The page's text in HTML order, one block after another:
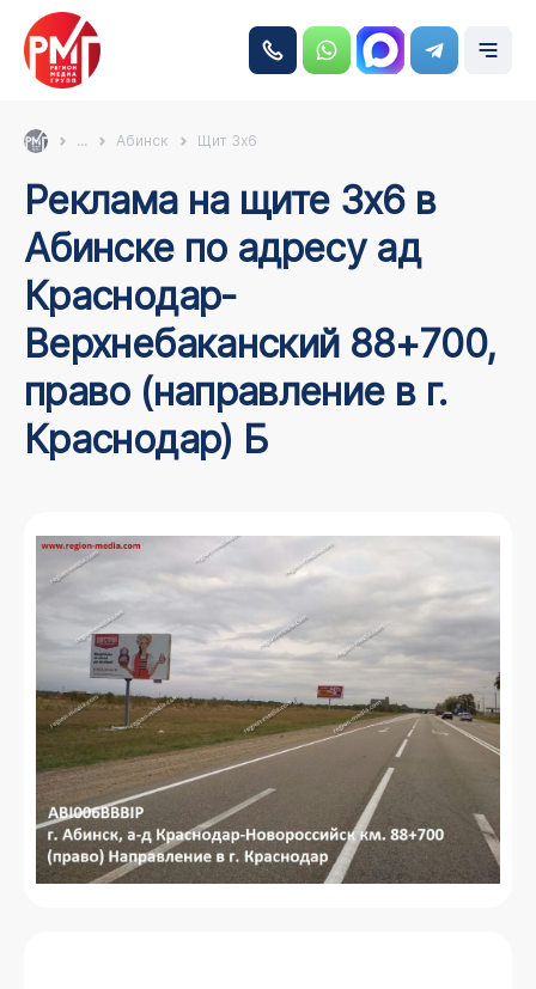
... Абинск Щит 3х6
Реклама на щите 3х6 в
Абинске по адресу ад
Краснодар-
Верхнебаканский 88+700,
право (направление в г.
Краснодар) Б